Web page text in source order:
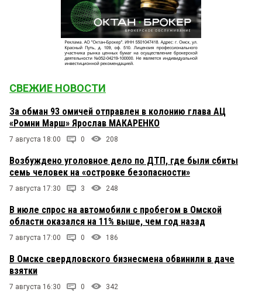
СВЕЖИЕ НОВОСТИ
За обман 93 омичей отправлен в колонию глава АЦ
«Ромни Марш» Ярослав МАКАРЕНКО
7 августа 18:00 0 208
Возбуждено уголовное дело по ДТП, где были сбиты
семь человек на «островке безопасности»
7 августа 17:30 3 248
В июле спрос на автомобили с пробегом в Омской
области оказался на 11% выше, чем год назад
7 августа 17:00 0 186
В Омске свердловского бизнесмена обвинили в даче
взятки
7 августа 16:30 0 342